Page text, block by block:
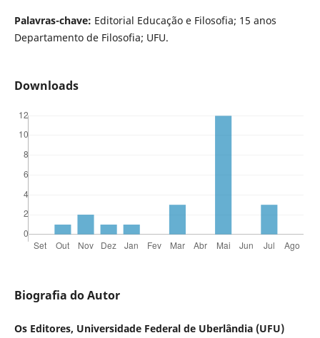
Palavras-chave: Editorial Educação e Filosofia; 15 anos
Departamento de Filosofia; UFU.
Downloads
Biografia do Autor
Os Editores, Universidade Federal de Uberlândia (UFU)